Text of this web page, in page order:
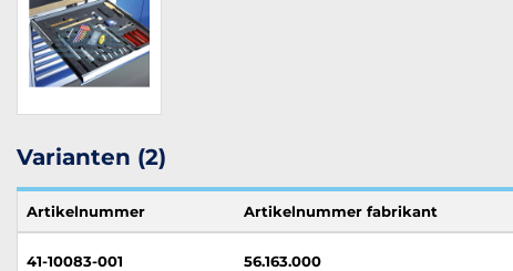
Varianten (2)
Artikelnummer Artikelnummer fabrikant
41-10083-001 56.163.000